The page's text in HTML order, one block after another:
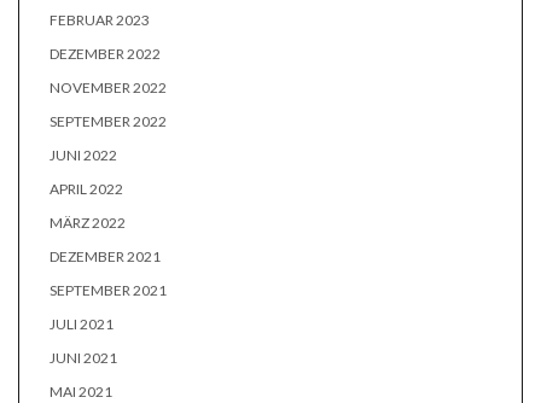
FEBRUAR 2023
DEZEMBER 2022
NOVEMBER 2022
SEPTEMBER 2022
JUNI 2022
APRIL 2022
MÄRZ 2022
DEZEMBER 2021
SEPTEMBER 2021
JULI 2021
JUNI 2021
MAI 2021